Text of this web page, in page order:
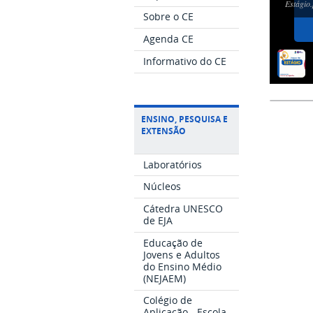
Sobre o CE
Agenda CE
Informativo do CE
ENSINO, PESQUISA E
EXTENSÃO
Laboratórios
Núcleos
Cátedra UNESCO
de EJA
Educação de
Jovens e Adultos
do Ensino Médio
(NEJAEM)
Colégio de